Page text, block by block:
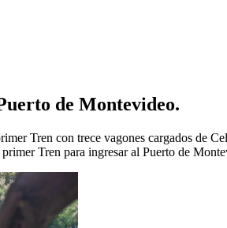
de Montevideo.
Tren con trece vagones cargados de
Tren para ingresar al Puerto de